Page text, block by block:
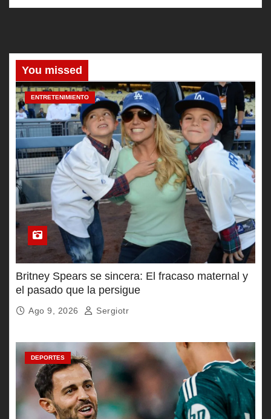
You missed
ENTRETENIMIENTO
Britney Spears se sincera: El fracaso maternal y
el pasado que la persigue
Ago 9, 2026 Sergiotr
DEPORTES